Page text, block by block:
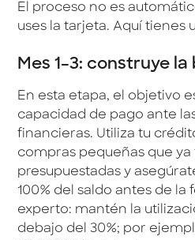
El proceso no es
uses la tarjeta. Aquí tienes
Mes 1–3: construye la
En esta etapa, el objetivo
capacidad de pago ante
financieras. Utiliza tu
compras pequeñas que ya
presupuestadas y
100% del saldo antes de la
experto: mantén la
debajo del 30%; por